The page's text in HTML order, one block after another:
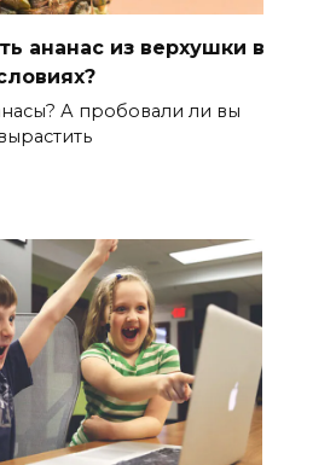
ананас из верхушки в
А пробовали ли вы